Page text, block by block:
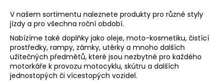
V našem sortimentu naleznete produkty pro různé styly
jízdy a pro všechna roční období.
Nabízíme také doplňky jako oleje, moto-kosmetiku, čistící
prostředky, rampy, zámky, utěrky a mnoho dalších
užitečných předmětů, které jsou nezbytné pro každého
motorkáře k provozu motocyklu, skútru a dalších
jednostopých či vícestopých vozidel.
a
j
í
t
?